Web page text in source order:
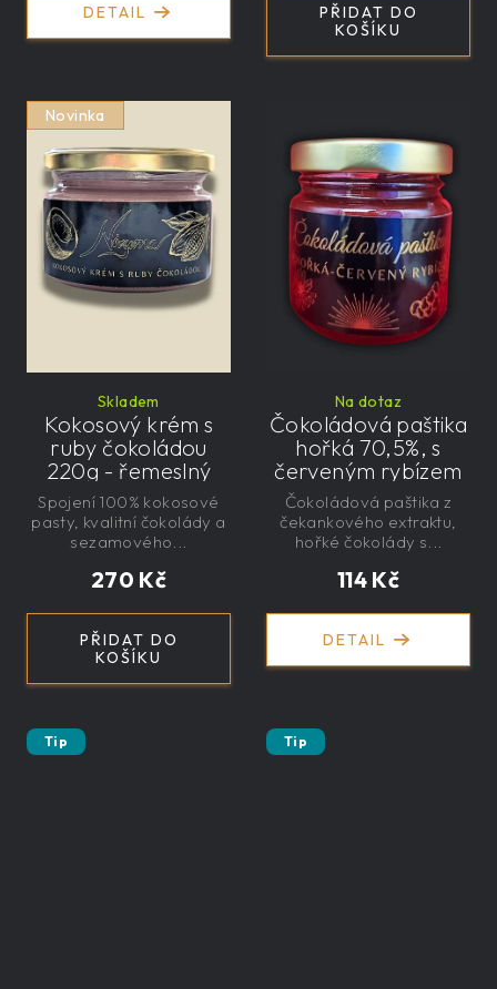
DETAIL
PŘIDAT DO
KOŠÍKU
Novinka
Skladem
Kokosový krém s
ruby čokoládou
220g - řemeslný
270 Kč
PŘIDAT DO
KOŠÍKU
Spojení 100% kokosové
pasty, kvalitní čokolády a
sezamového...
Na dotaz
Čokoládová paštika
hořká 70,5%, s
červeným rybízem
a čekankovým
sirupem 100g -
nízkokalorická,
řemeslná
114 Kč
DETAIL
Čokoládová paštika z
čekankového extraktu,
hořké čokolády s...
Tip Tip